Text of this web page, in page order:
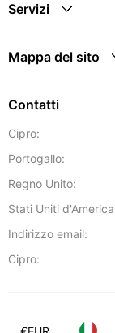
Servizi
Mappa del sito
Contatti
Cipro:
Portogallo:
Regno Unito:
Stati Uniti
Indirizzo email:
Cipro: